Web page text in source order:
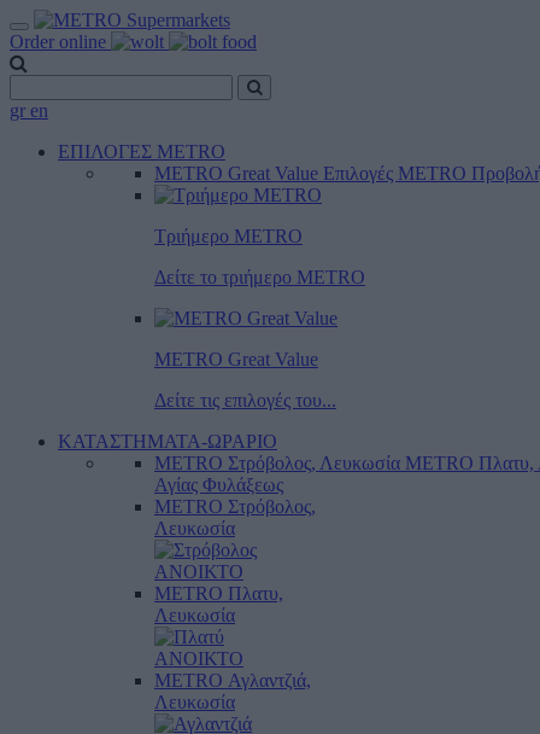
Order online
gr en
ΕΠΙΛΟΓΕΣ METRO
METRO Great Value Επιλογές METRO
Τριήμερο METRO
Δείτε το τριήμερο ΜΕTRO
METRO Great Value
Δείτε τις επιλογές του...
ΚΑΤΑΣΤΗΜΑΤΑ-ΩΡΑΡΙΟ
METRO Στρόβολος, Λευκωσία METRO Πλατυ,
Αγίας Φυλάξεως
METRO Στρόβολος,
Λευκωσία
ΑΝΟΙΚΤΟ
METRO Πλατυ,
Λευκωσία
ΑΝΟΙΚΤΟ
METRO Αγλαντζιά,
Λευκωσία